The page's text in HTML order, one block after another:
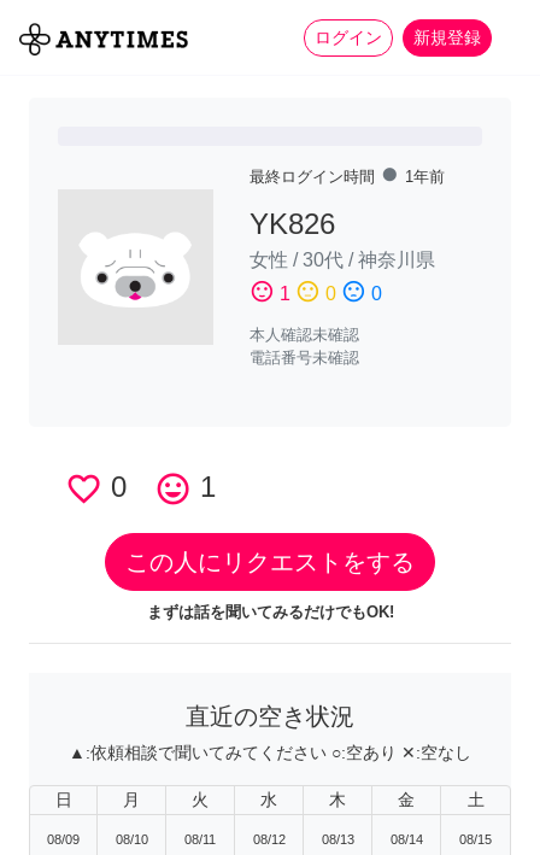
ログイン 新規登録
全て 家事 more_horiz
最終ログイン時間 fiber_manual_record 1年前
YK826
女性 /30代 /神奈川県
sentiment_satisfied 1 sentiment_neutral 0 sentiment_dissatisfied 0
本人確認未確認
電話番号未確認
favorite_border 0 tag_faces 1
この人にリクエストをする
まずは話を聞いてみるだけでもOK!
直近の空き状況
▲:依頼相談で聞いてみてください ○:空あり ✕:空なし
日 月 火 水 木 金 土
08/09 08/10 08/11 08/12 08/13 08/14 08/15